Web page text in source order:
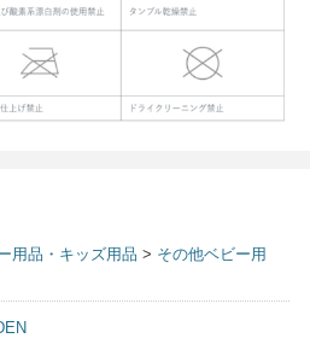
用品・キッズ用品 > その他ベビー用